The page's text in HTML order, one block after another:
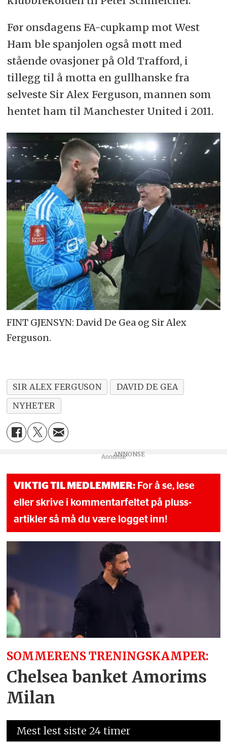
Før onsdagens FA-cupkamp mot West
Ham ble spanjolen også møtt med
stående ovasjoner på Old Trafford, i
tillegg til å motta en gullhanske fra
selveste Sir Alex Ferguson, mannen som
hentet ham til Manchester United i 2011.
FINT GJENSYN: David De Gea og Sir Alex
Ferguson.
SIR ALEX FERGUSON
DAVID DE GEA
NYHETER
Annonse
VIKTIG TIL MEDLEMMER: For å se, lese
eller skrive i kommentarfeltet på pluss-
artikler så må du være logget inn!
SOMMERENS TRENINGSKAMPER:
Chelsea banket Amorims
Milan
Mest lest siste 24 timer